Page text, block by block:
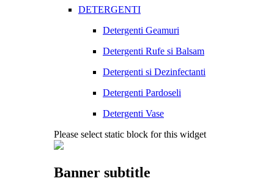
DETERGENTI
Detergenti Geamuri
Detergenti Rufe si Balsam
Detergenti si Dezinfectanti
Detergenti Pardoseli
Detergenti Vase
Please select static block for this widget
Banner subtitle